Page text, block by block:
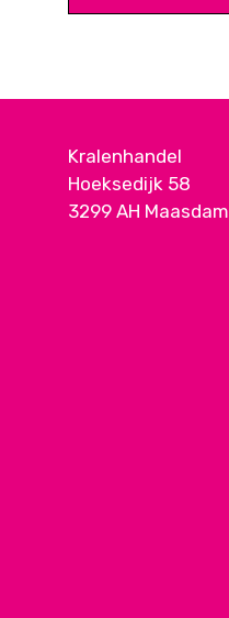
Kralenhandel
Hoeksedijk 58
3299 AH Maasdam